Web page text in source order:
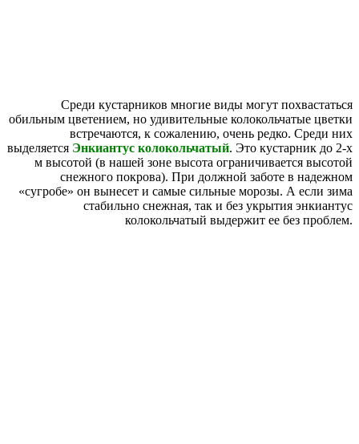
Среди кустарников многие виды могут похвастаться
обильным цветением, но удивительные колокольчатые цветки
встречаются, к сожалению, очень редко. Среди них
выделяется Энкиантус колокольчатый. Это кустарник до 2-х
м высотой (в нашей зоне высота ограничивается высотой
снежного покрова). При должной заботе в надежном
«сугробе» он вынесет и самые сильные морозы. А если зима
стабильно снежная, так и без укрытия энкиантус
колокольчатый выдержит ее без проблем.